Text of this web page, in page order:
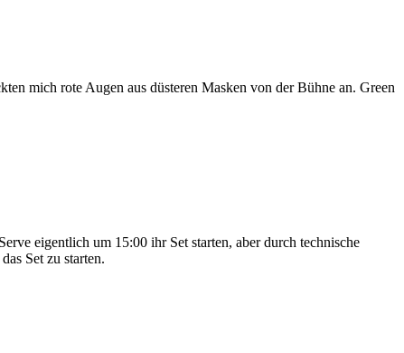
mich rote Augen aus düsteren Masken von der Bühne an. Green
eigentlich um 15:00 ihr Set starten, aber durch technische
Set zu starten.